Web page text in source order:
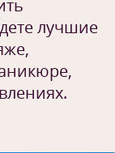
лучшие